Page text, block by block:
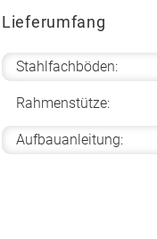
Lieferumfang
Stahlfachböden:
Rahmenstütze:
Aufbauanleitung: